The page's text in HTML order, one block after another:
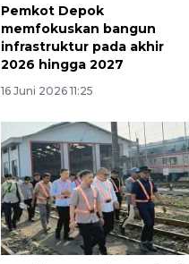
Pemkot Depok
memfokuskan bangun
infrastruktur pada akhir
2026 hingga 2027
16 Juni 2026 11:25